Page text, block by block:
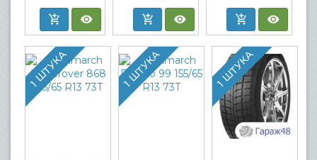
1 ШТУКА 1 ШТУКА 1 ШТУКА